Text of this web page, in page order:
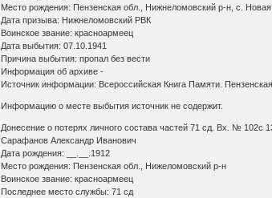
Место рождения: Пензенская обл., Нижнеломовский р-н, с.
Дата призыва: Нижнеломовский РВК
Воинское звание: красноармеец
Дата выбытия: 07.10.1941
Причина выбытия: пропал без вести
Информация об архиве -
Источник информации: Всероссийская Книга Памяти.
Информацию о месте выбытия источник не содержит.
Донесение о потерях личного состава частей 71 сд. Вх. № 102с
Сарафанов Александр Иванович
Дата рождения: __.__.1912
Место рождения: Пензенская обл., Нижеломовский р-н
Воинское звание: красноармеец
Последнее место службы: 71 сд